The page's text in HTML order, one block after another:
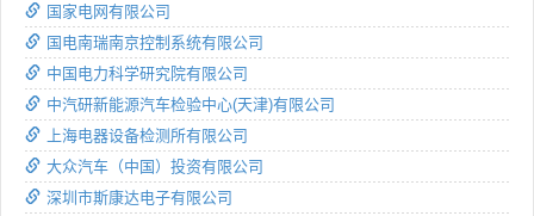
国家电网有限公司
国电南瑞南京控制系统有限公司
中国电力科学研究院有限公司
中汽研新能源汽车检验中心(天津)有限公司
上海电器设备检测所有限公司
大众汽车（中国）投资有限公司
深圳市斯康达电子有限公司